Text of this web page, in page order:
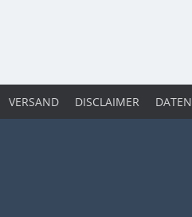
VERSAND DISCLAIMER